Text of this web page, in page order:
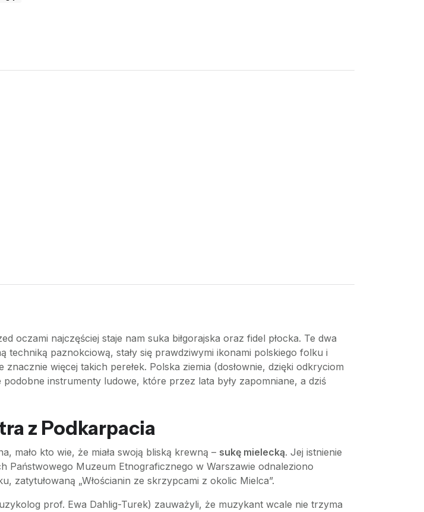
najczęściej staje nam suka biłgorajska oraz fidel płocka. Te dwa
paznokciową, stały się prawdziwymi ikonami polskiego folku i
więcej takich perełek. Polska ziemia (dosłownie, dzięki odkryciom
instrumenty ludowe, które przez lata były zapomniane, a dziś
z Podkarpacia
mało kto wie, że miała swoją bliską krewną – sukę mielecką. Jej istnienie
Państwowego Muzeum Etnograficznego w Warszawie odnaleziono
zatytułowaną „Włościanin ze skrzypcami z okolic Mielca”.
prof. Ewa Dahlig-Turek) zauważyli, że muzykant wcale nie trzyma